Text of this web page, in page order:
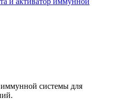
иммунной системы для